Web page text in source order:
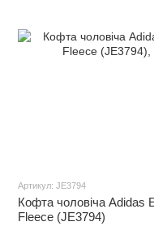
Артикул: JE3794
Кофта чоловіча Adidas
Fleece (JE3794)